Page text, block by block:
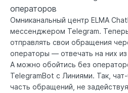
операторов
Омниканальный центр ELMA
мессенджером Telegram.
отправлять свои обращения
операторы — отвечать на них
А можно обойтись без
TelegramBot с Линиями. Так,
часть обращений, не